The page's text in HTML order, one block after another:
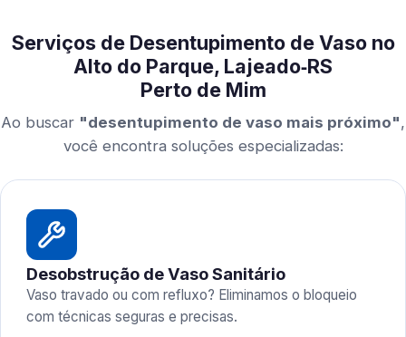
Serviços de Desentupimento de Vaso no
Alto do Parque, Lajeado‑RS
Perto de Mim
Ao buscar "desentupimento de vaso mais próximo",
você encontra soluções especializadas:
Desobstrução de Vaso Sanitário
Vaso travado ou com refluxo? Eliminamos o bloqueio
com técnicas seguras e precisas.